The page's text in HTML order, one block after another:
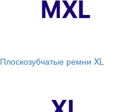
Плоскозубчатые ремни XL